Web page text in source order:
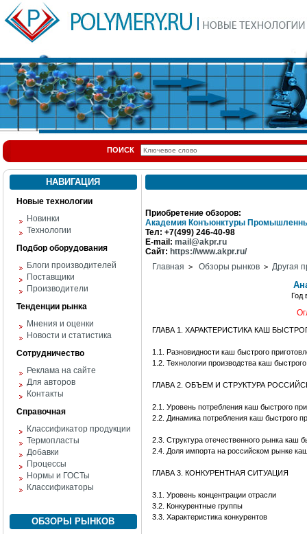
ПОИСК
НАВИГАЦИЯ
Новые технологии
Новинки
Технологии
Подбор оборудования
Блоги производителей
Поставщики
Производители
Тенденции рынка
Мнения и оценки
Новости и статистика
Сотрудничество
Реклама на сайте
Для авторов
Контакты
Справочная
Классификатор продукции
Термопласты
Добавки
Процессы
Нормы и ГОСТы
Классификаторы
ОБЗОРЫ РЫНКОВ
Приобретение обзоров:
Академия Конъюнктуры
Тел: +7(499) 246-40-98
E-mail: mail@akpr.ru
Сайт: https://www.akpr.ru/
Главная > Обзоры рынков > Другая
Год
ГЛАВА 1. ХАРАКТЕРИСТИКА КАШ
1.1. Разновидности каш быстрого
1.2. Технологии производства каш
ГЛАВА 2. ОБЪЕМ И СТРУКТУРА
2.1. Уровень потребления каш быстрого
2.2. Динамика потребления каш быстрого
2.3. Структура отечественного рынка каш
2.4. Доля импорта на российском рынке
ГЛАВА 3. КОНКУРЕНТНАЯ СИТУАЦИЯ
3.1. Уровень концентрации отрасли
3.2. Конкурентные группы
3.3. Характеристика конкурентов